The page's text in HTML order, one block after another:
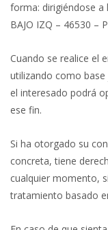
forma: dirigiéndose a
BAJO IZQ – 46530 –
Cuando se realice el
utilizando como
el interesado podrá
ese fin.
Si ha otorgado su
concreta, tiene
cualquier momento,
tratamiento basado